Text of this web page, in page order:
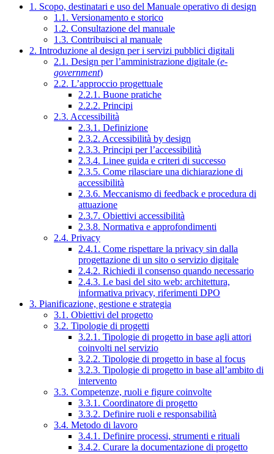
1. Scopo, destinatari e uso del Manuale operativo di design
1.1. Versionamento e storico
1.2. Consultazione del manuale
1.3. Contribuisci al manuale
2. Introduzione al design per i servizi pubblici digitali
2.1. Design per l’amministrazione digitale (e-
government)
2.2. L’approccio progettuale
2.2.1. Buone pratiche
2.2.2. Principi
2.3. Accessibilità
2.3.1. Definizione
2.3.2. Accessibilità by design
2.3.3. Principi per l’accessibilità
2.3.4. Linee guida e criteri di successo
2.3.5. Come rilasciare una dichiarazione di
accessibilità
2.3.6. Meccanismo di feedback e procedura di
attuazione
2.3.7. Obiettivi accessibilità
2.3.8. Normativa e approfondimenti
2.4. Privacy
2.4.1. Come rispettare la privacy sin dalla
progettazione di un sito o servizio digitale
2.4.2. Richiedi il consenso quando necessario
2.4.3. Le basi del sito web: architettura,
informativa privacy, riferimenti DPO
3. Pianificazione, gestione e strategia
3.1. Obiettivi del progetto
3.2. Tipologie di progetti
3.2.1. Tipologie di progetto in base agli attori
coinvolti nel servizio
3.2.2. Tipologie di progetto in base al focus
3.2.3. Tipologie di progetto in base all’ambito di
intervento
3.3. Competenze, ruoli e figure coinvolte
3.3.1. Coordinatore di progetto
3.3.2. Definire ruoli e responsabilità
3.4. Metodo di lavoro
3.4.1. Definire processi, strumenti e rituali
3.4.2. Curare la documentazione di progetto